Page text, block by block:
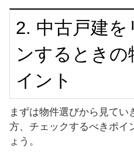
2. 中古戸建を
ンするときの
イント
まずは物件選びから見てい
方、チェックするべきポイ
ょう。